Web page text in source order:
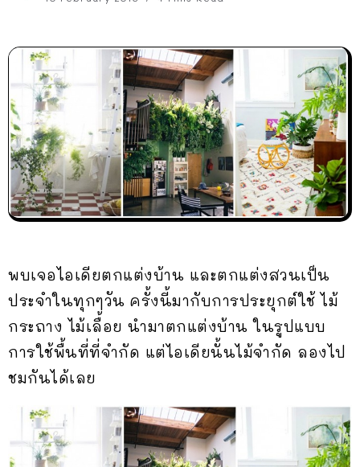
พบเจอไอเดียตกแต่งบ้าน และตกแต่งสวนเป็น
ประจำในทุกๆวัน ครั้งนี้มากับการประยุกต์ใช้ ไม้
กระถาง ไม้เลื้อย นำมาตกแต่งบ้าน ในรูปแบบ
การใช้พื้นที่ที่จำกัด แต่ไอเดียนั้นไม้จำกัด ลองไป
ชมกันได้เลย